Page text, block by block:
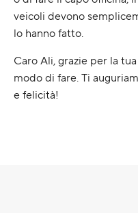
veicoli devono
lo hanno fatto.
Caro Ali, grazie per la
modo di fare. Ti
e felicità!